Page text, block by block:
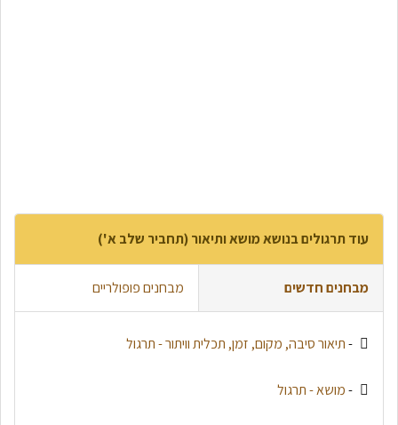
עוד תרגולים בנושא מושא ותיאור (תחביר שלב א')
מבחנים חדשים מבחנים פופולריים
-תיאור סיבה, מקום, זמן, תכלית וויתור - תרגול
-מושא - תרגול